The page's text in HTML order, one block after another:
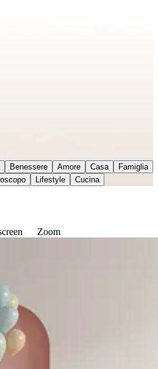
Benessere Amore Casa
Famiglia
Lifestyle Cucina
Zoom